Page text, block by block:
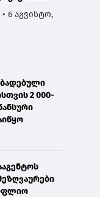
აფხაზებს
• 6 აგვისტო,
2 000-